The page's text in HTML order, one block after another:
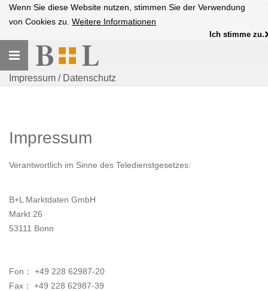
Wenn Sie diese Website nutzen, stimmen Sie der Verwendung
von Cookies zu. Weitere Informationen
Ich stimme zu.
Toggle
navigation
Impressum / Datenschutz
Impressum
Verantwortlich im Sinne des Teledienstgesetzes:
B+L Marktdaten GmbH
Markt 26
53111 Bonn
Fon： +49 228 62987-20
Fax： +49 228 62987-39